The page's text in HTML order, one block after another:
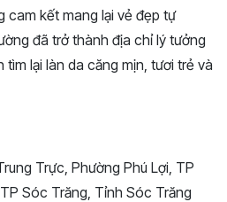
cam kết mang lại vẻ đẹp tự
đã trở thành địa chỉ lý tưởng
lại làn da căng mịn, tươi trẻ và
Trực, Phường Phú Lợi, TP
Sóc Trăng, Tỉnh Sóc Trăng